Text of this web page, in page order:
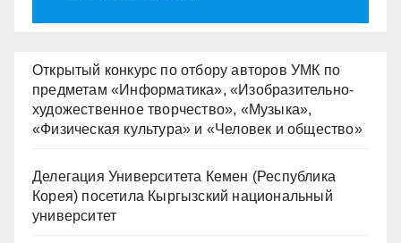
Открытый конкурс по отбору авторов УМК по
предметам «Информатика», «Изобразительно-
художественное творчество», «Музыка»,
«Физическая культура» и «Человек и общество»
Делегация Университета Кемен (Республика
Корея) посетила Кыргызский национальный
университет